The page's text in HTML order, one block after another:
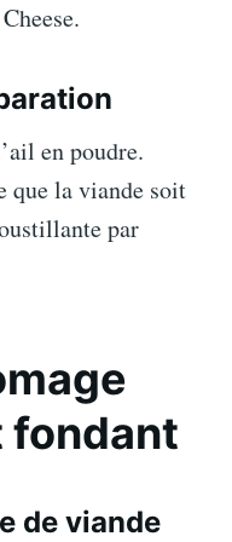
en poudre.
que la viande soit
par
fondant
de viande